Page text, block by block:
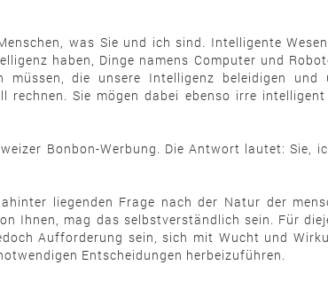
was Sie und ich sind. Intelligente
haben, Dinge namens Computer und
die unsere Intelligenz beleidigen und
Sie mögen dabei ebenso irre
Bonbon-Werbung. Die Antwort lautet: Sie,
liegenden Frage nach der Natur der
Ihnen, mag das selbstverständlich sein. Für
Aufforderung sein, sich mit Wucht und
Entscheidungen herbeizuführen.